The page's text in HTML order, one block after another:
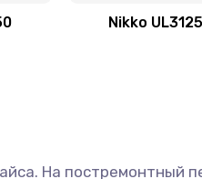
Nikko
На постремонтный